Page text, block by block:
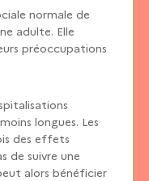
normale de
adulte. Elle
préoccupations
longues. Les
des effets
de suivre une
alors bénéficier